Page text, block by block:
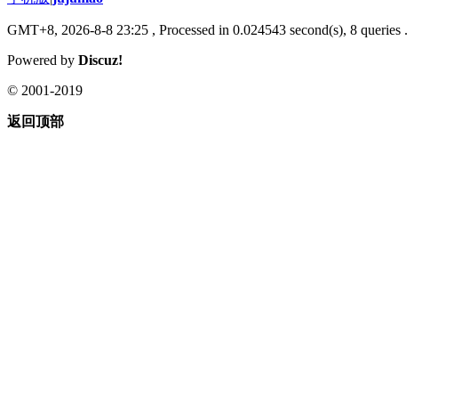
GMT+8, 2026-8-8 23:25 , Processed in 0.024543 second(s), 8 queries .
Powered by Discuz!
© 2001-2019
返回顶部